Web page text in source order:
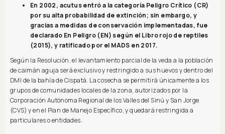
En 2002, acutus entró a la categoría Peligro Crítico (CR)
por su alta probabilidad de extinción; sin embargo, y
gracias a medidas de conservación implementadas, fue
declarado En Peligro (EN) según el Libro rojo de reptiles
(2015), y ratificado por el MADS en 2017.
Según la Resolución, el levantamiento parcial de la veda a la población
de caimán aguja será exclusivo y restringido a sus huevos y dentro del
DMI de la bahía de Cispatá. La cosecha se permitirá únicamente a los
grupos de comunidades locales de la zona, autorizados por la
Corporación Autónoma Regional de los Valles del Sinú y San Jorge
(CVS) y en el Plan de Manejo Específico, y quedará restringida a
particulares o entidades.